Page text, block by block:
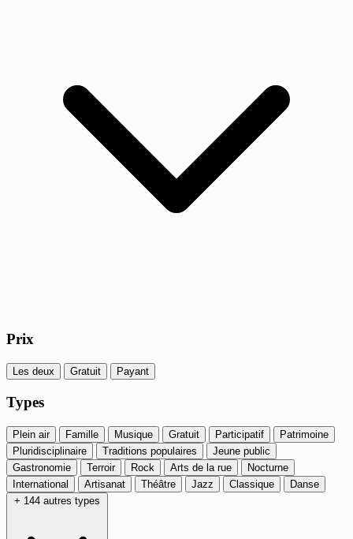
Prix
Les deux Gratuit Payant
Types
Plein air Famille Musique Gratuit Participatif
Patrimoine
Pluridisciplinaire
Traditions populaires
Jeune public
Gastronomie
Terroir Rock Arts de la rue
Nocturne
International
Artisanat Théâtre Jazz Classique
Danse
+ 144 autres types